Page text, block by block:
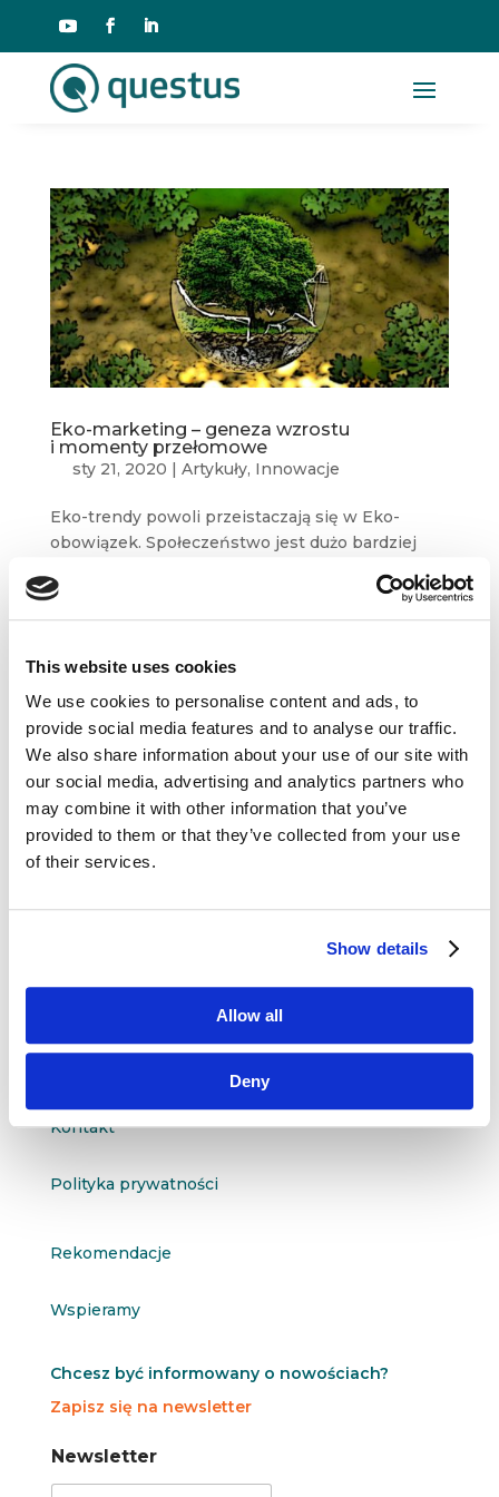
This website uses cookies
We use cookies to personalise content and ads, to
provide social media features and to analyse our traffic.
We also share information about your use of our site with
our social media, advertising and analytics partners who
may combine it with other information that you’ve
provided to them or that they’ve collected from your use
of their services.
Show details
Allow all
Deny
Eko-marketing – geneza wzrostu
i momenty przełomowe
sty 21, 2020 | Artykuły, Innowacje
Eko-trendy powoli przeistaczają się w Eko-
obowiązek. Społeczeństwo jest dużo bardziej
kiedykolwiek indziej. Marki muszą odpowiadać
swoim konsumentom w jak największym
Dane kontaktowe

questus
91-811 Łódź
questus@questus.pl
Kontakt
Polityka prywatności
Rekomendacje
Wspieramy
Chcesz być informowany o nowościach?
Zapisz się na newsletter
N
N
Newsletter